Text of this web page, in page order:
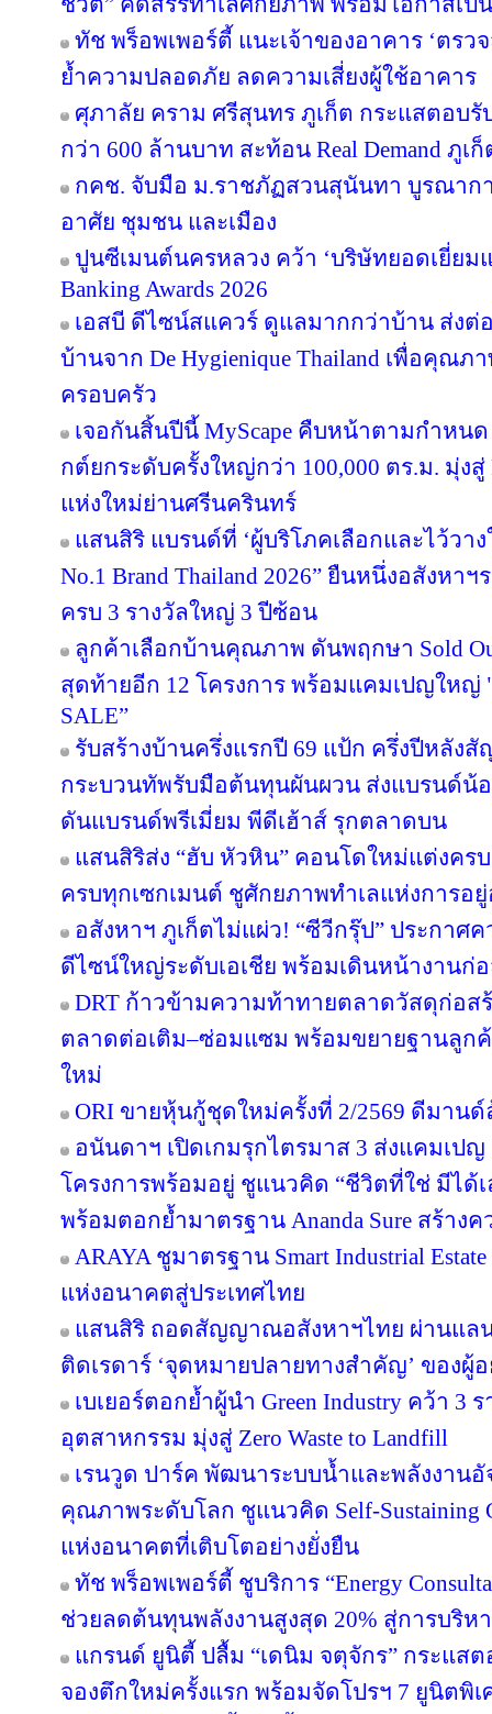
ทัช พร็อพเพอร์ตี้ แนะเจ้าของอาคาร ‘ตร
ย้ำความปลอดภัย ลดความเสี่ยงผู้ใช้อาคาร
ศุภาลัย คราม ศรีสุนทร ภูเก็ต กระแสตอบรั
กว่า 600 ล้านบาท สะท้อน Real Demand ภูเ
กคช. จับมือ ม.ราชภัฏสวนสุนันทา บูรณา
อาศัย ชุมชน และเมือง
ปูนซีเมนต์นครหลวง คว้า ‘บริษัทยอดเยี่ยมแ
Banking Awards 2026
เอสบี ดีไซน์สแควร์ ดูแลมากกว่าบ้าน ส่ง
บ้านจาก De Hygienique Thailand เพื่อคุณ
ครอบครัว
เจอกันสิ้นปีนี้ MyScape คืบหน้าตามกำหน
กต์ยกระดับครั้งใหญ่กว่า 100,000 ตร.ม. มุ่งสู่
แห่งใหม่ย่านศรีนครินทร์
แสนสิริ แบรนด์ที่ ‘ผู้บริโภคเลือกและไว้วาง
No.1 Brand Thailand 2026” ยืนหนึ่งอสังหา
ครบ 3 รางวัลใหญ่ 3 ปีซ้อน
ลูกค้าเลือกบ้านคุณภาพ ดันพฤกษา Sold
สุดท้ายอีก 12 โครงการ พร้อมแคมเปญใหญ่
SALE”
รับสร้างบ้านครึ่งแรกปี 69 แป้ก ครึ่งปีหลั
กระบวนทัพรับมือต้นทุนผันผวน ส่งแบรนด์น้
ดันแบรนด์พรีเมี่ยม พีดีเฮ้าส์ รุกตลาดบน
แสนสิริส่ง “ฮับ หัวหิน” คอนโดใหม่แต่งคร
ครบทุกเซกเมนต์ ชูศักยภาพทำเลแห่งการอ
อสังหาฯ ภูเก็ตไม่แผ่ว! “ซีวีกรุ๊ป” ประกาศค
ดีไซน์ใหญ่ระดับเอเชีย พร้อมเดินหน้างานก่อ
DRT ก้าวข้ามความท้าทายตลาดวัสดุก่อสร้
ตลาดต่อเติม–ซ่อมแซม พร้อมขยายฐานลูก
ใหม่
ORI ขายหุ้นกู้ชุดใหม่ครั้งที่ 2/2569 ดีมาน
อนันดาฯ เปิดเกมรุกไตรมาส 3 ส่งแคมเปญ
โครงการพร้อมอยู่ ชูแนวคิด “ชีวิตที่ใช่ มีได้
พร้อมตอกย้ำมาตรฐาน Ananda Sure สร้าง
ARAYA ชูมาตรฐาน Smart Industrial
แห่งอนาคตสู่ประเทศไทย
แสนสิริ ถอดสัญญาณอสังหาฯไทย ผ่านแล
ติดเรดาร์ ‘จุดหมายปลายทางสำคัญ’ ของผู้
เบเยอร์ตอกย้ำผู้นำ Green Industry คว้า 3
อุตสาหกรรม มุ่งสู่ Zero Waste to Landfill
เรนวูด ปาร์ค พัฒนาระบบน้ำและพลังงาน
คุณภาพระดับโลก ชูแนวคิด Self-Sustaining
แห่งอนาคตที่เติบโตอย่างยั่งยืน
ทัช พร็อพเพอร์ตี้ ชูบริการ “Energy
ช่วยลดต้นทุนพลังงานสูงสุด 20% สู่การบริห
แกรนด์ ยูนิตี้ ปลื้ม “เดนิม จตุจักร” กระแสต
จองตึกใหม่ครั้งแรก พร้อมจัดโปรฯ 7 ยูนิตพิเ